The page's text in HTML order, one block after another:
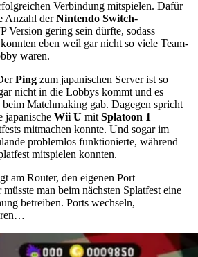
Verbindung mitspielen. Dafür
Anzahl derNintendo Switch-
Version gering sein dürfte, sodass
eben weil gar nicht so viele Team-
waren.
Ping zum japanischen Server ist so
nicht in die Lobbys kommt und es
Matchmaking gab. Dagegen spricht
japanische Wii U mit Splatoon 1
mitmachen konnte. Und sogar im
problemlos funktionierte, während
mitspielen konnten.
am Router, den eigenen Port
man beim nächsten Splatfest eine
betreiben. Ports wechseln,